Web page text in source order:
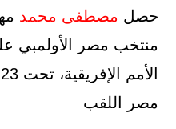
حصل مصطفى محمد
منتخب مصر الأولمبي
مصر اللقب